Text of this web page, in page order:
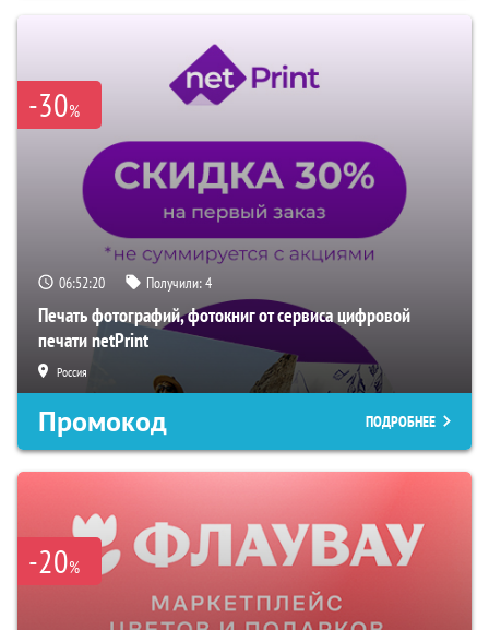
-30%
06:52:19 Получили:4
Печать фотографий, фотокниг от сервиса цифровой
печати netPrint
Россия
Промокод ПОДРОБНЕЕ
-20%